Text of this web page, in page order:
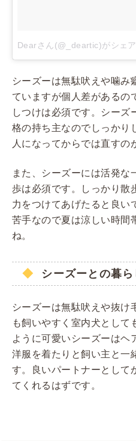
Dearさん(@_deartic)がシェ
シーズーは無駄吠えや噛み
ていますが個人差があるの
しつけは必須です。シーズ
格の持ち主なのでしっかり
人になってからでは直すの
また、シーズーには活発な
歩は必須です。しっかり散
力をつけてあげたると良い
苦手なので夏は涼しい時間
ね。
シーズーとの暮ら
シーズーは無駄吠えや抜け
も飼いやすく室内犬として
ように可愛いシーズーはヘ
洋服を着たりと飼い主と一
す。良いパートナーとして
てくれるはずです。